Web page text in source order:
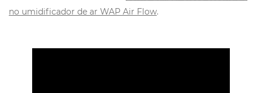
no umidificador de ar WAP Air Flow.